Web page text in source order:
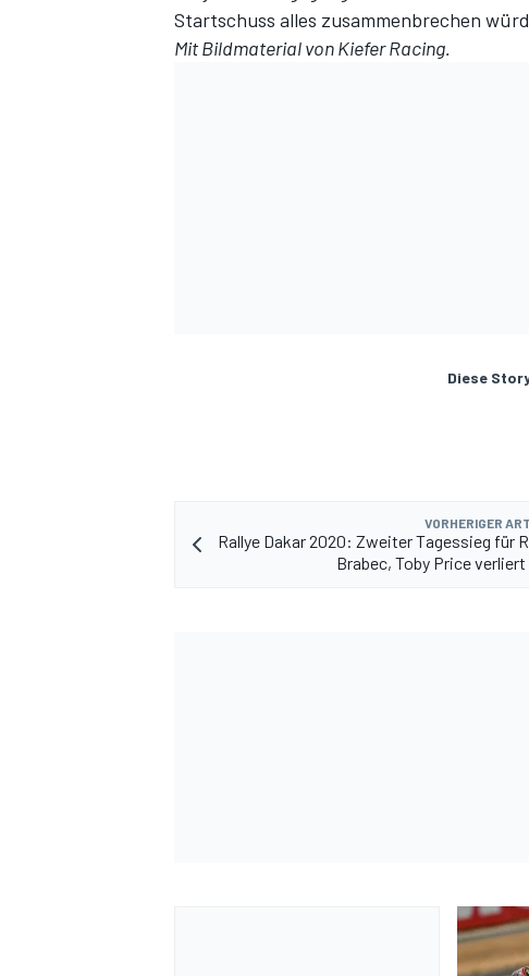
Startschuss alles zusammenbrechen
Mit Bildmaterial von Kiefer Racing.
Diese
VORHERIGER
Rallye Dakar 2020: Zweiter Tagessieg für
Brabec, Toby Price